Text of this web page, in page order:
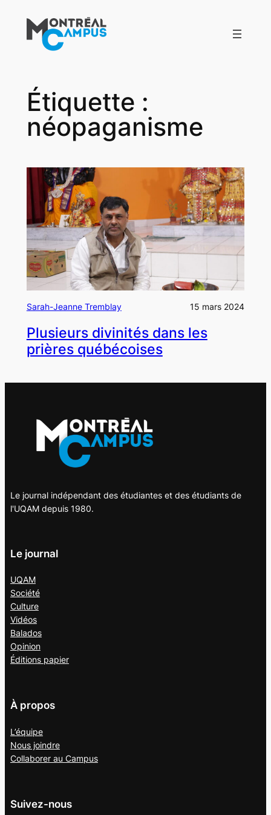
contenu
Étiquette :
néopaganisme
Sarah-Jeanne Tremblay 15 mars 2024
Plusieurs divinités dans les
prières québécoises
Le journal indépendant des étudiantes et des étudiants de
l'UQAM depuis 1980.
Le journal
UQAM
Société
Culture
Vidéos
Balados
Opinion
Éditions papier
À propos
L’équipe
Nous joindre
Collaborer au Campus
Suivez-nous